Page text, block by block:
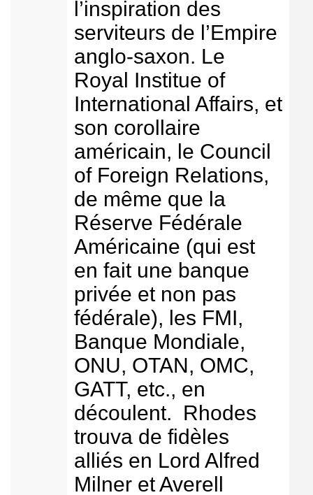
l’inspiration des
serviteurs de l’Empire
anglo-saxon. Le
Royal Institue of
International Affairs, et
son corollaire
américain, le Council
of Foreign Relations,
de même que la
Réserve Fédérale
Américaine (qui est
en fait une banque
privée et non pas
fédérale), les FMI,
Banque Mondiale,
ONU, OTAN, OMC,
GATT, etc., en
découlent. Rhodes
trouva de fidèles
alliés en Lord Alfred
Milner et Averell